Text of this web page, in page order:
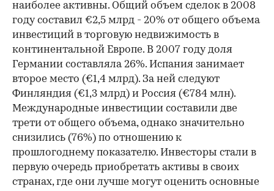
00:00 / 00:00
наиболее активны. Общий объем сделок в 2008
году составил €2,5 млрд - 20% от общего объема
инвестиций в торговую недвижимость в
континентальной Европе. В 2007 году доля
Германии составляла 26%. Испания занимает
второе место (€1,4 млрд). За ней следуют
Финляндия (€1,3 млрд) и Россия (€784 млн).
Международные инвестиции составили две
трети от общего объема, однако значительно
снизились (76%) по отношению к
прошлогоднему показателю. Инвесторы стали в
первую очередь приобретать активы в своих
странах, где они лучше могут оценить основные